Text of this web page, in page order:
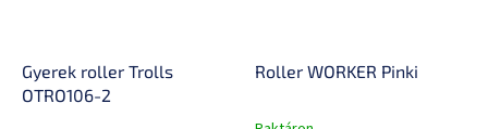
Gyerek roller Trolls
OTRO106-2
Roller WORKER Pinki